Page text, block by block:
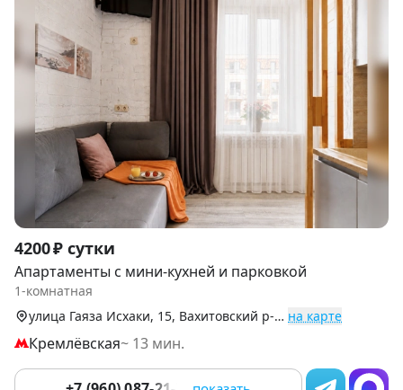
Item
1
of
4200 ₽ сутки
Апартаменты с мини-кухней и парковкой
1-комнатная
улица Гаяза Исхаки, 15, Вахитовский р-н (Центр) на карте
Кремлёвская~ 13 мин.